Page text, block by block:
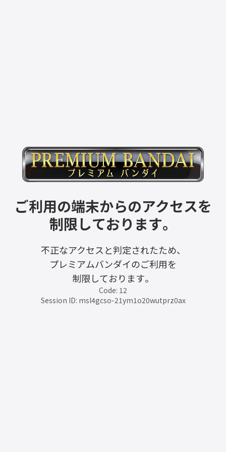
ご利用の端末からのアクセスを
制限しております。
不正なアクセスと判定されたため、
プレミアムバンダイのご利用を
制限しております。
Code: 12
Session ID: msl4gcso-21ym1o20wutprz0ax